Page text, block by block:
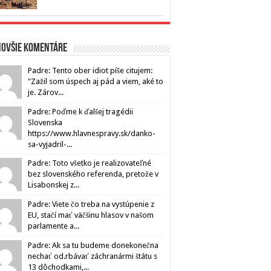
komentáre
Padre: Tento ober idiot píše citujem:
"Zažil som úspech aj pád a viem, aké to
je. Zárov...
Padre: Poďme k ďalšej tragédii
Slovenska
https://www.hlavnespravy.sk/danko-
sa-vyjadril-...
Padre: Toto všetko je realizovateľné
bez slovenského referenda, pretože v
Lisabonskej z...
Padre: Viete čo treba na vystúpenie z
EU, stačí mať väčšinu hlasov v našom
parlamente a...
Padre: Ak sa tu budeme donekonečna
nechať od.rbávať záchranármi štátu s
13 dôchodkami,...